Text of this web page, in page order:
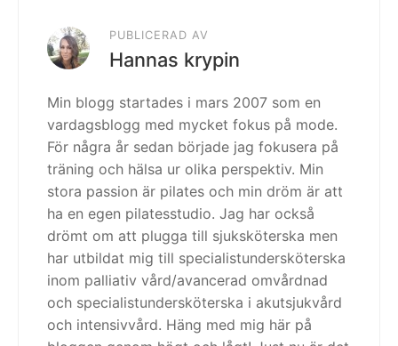
PUBLICERAD AV
Hannas krypin
Min blogg startades i mars 2007 som en
vardagsblogg med mycket fokus på mode.
För några år sedan började jag fokusera på
träning och hälsa ur olika perspektiv. Min
stora passion är pilates och min dröm är att
ha en egen pilatesstudio. Jag har också
drömt om att plugga till sjuksköterska men
har utbildat mig till specialistundersköterska
inom palliativ vård/avancerad omvårdnad
och specialistundersköterska i akutsjukvård
och intensivvård. Häng med mig här på